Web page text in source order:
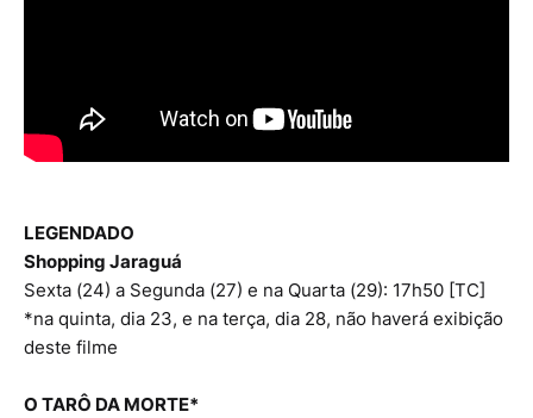
LEGENDADO
Shopping Jaraguá
Sexta (24) a Segunda (27) e na Quarta (29): 17h50 [TC]
*na quinta, dia 23, e na terça, dia 28, não haverá exibição
deste filme
O TARÔ DA MORTE*